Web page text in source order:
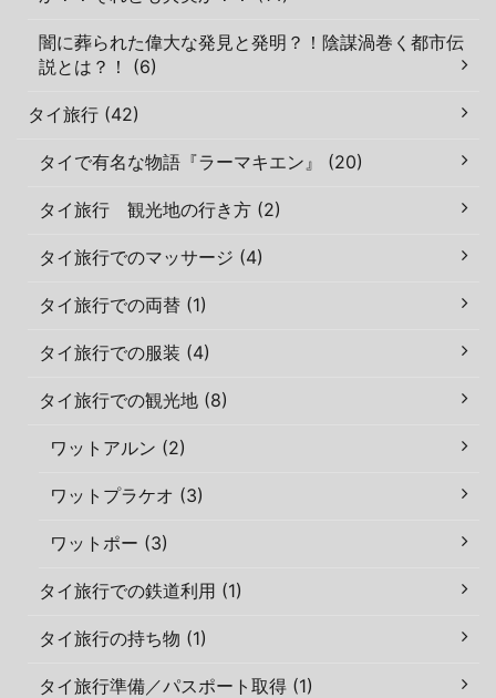
闇に葬られた偉大な発見と発明？！陰謀渦巻く都市伝
説とは？！ (6)
タイ旅行 (42)
タイで有名な物語『ラーマキエン』 (20)
タイ旅行 観光地の行き方 (2)
タイ旅行でのマッサージ (4)
タイ旅行での両替 (1)
タイ旅行での服装 (4)
タイ旅行での観光地 (8)
ワットアルン (2)
ワットプラケオ (3)
ワットポー (3)
タイ旅行での鉄道利用 (1)
タイ旅行の持ち物 (1)
タイ旅行準備／パスポート取得 (1)